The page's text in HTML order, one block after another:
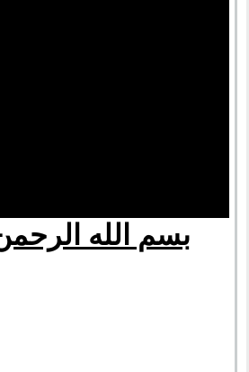
بسم الله